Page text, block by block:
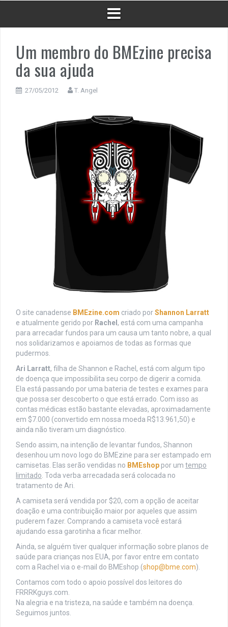
Um membro do BMEzine precisa
da sua ajuda
27/05/2012 T. Angel
O site canadense BMEzine.com criado porShannon Larratt
e atualmente gerido por Rachel , está com uma campanha
para arrecadar fundos para um causa um tanto nobre, a qual
nos solidarizamos e apoiamos de todas as formas que
pudermos.
Ari Larratt, filha de Shannon e Rachel, está com algum tipo
de doença que impossibilita seu corpo de digerir a comida.
Ela está passando por uma bateria de testes e exames para
que possa ser descoberto o que está errado. Com isso as
contas médicas estão bastante elevadas, aproximadamente
em $7.000 (convertido em nossa moeda R$13.961,50) e
ainda não tiveram um diagnóstico.
Sendo assim, na intenção de levantar fundos, Shannon
desenhou um novo logo do BMEzine para ser estampado em
camisetas. Elas serão vendidas no BMEshop por um tempo
limitado . Toda verba arrecadada será colocada no
tratamento de Ari.
A camiseta será vendida por $20, com a opção de aceitar
doação e uma contribuição maior por aqueles que assim
puderem fazer. Comprando a camiseta você estará
ajudando essa garotinha a ficar melhor.
Ainda, se alguém tiver qualquer informação sobre planos de
saúde para crianças nos EUA, por favor entre em contato
com a Rachel via o e-mail do BMEshop (shop@bme.com).
Contamos com todo o apoio possível dos leitores do
FRRRKguys.com.
Na alegria e na tristeza, na saúde e também na doença.
Seguimos juntos.